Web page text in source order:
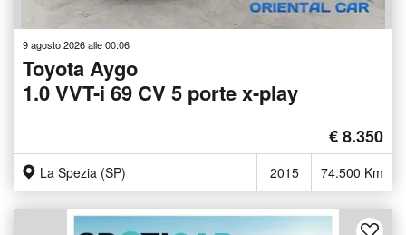
9 agosto 2026 alle 00:06
Toyota Aygo
1.0 VVT-i 69 CV 5 porte x-play
€ 8.350
La Spezia (SP) 2015 74.500 Km